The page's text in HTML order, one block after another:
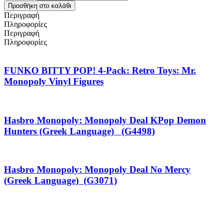
Προσθήκη στο καλάθι
Περιγραφή
Πληροφορίες
Περιγραφή
Πληροφορίες
FUNKO BITTY POP! 4-Pack: Retro Toys: Mr.
Monopoly Vinyl Figures
Hasbro Monopoly: Monopoly Deal KPop Demon
Hunters (Greek Language) (G4498)
Hasbro Monopoly: Monopoly Deal No Mercy
(Greek Language) (G3071)